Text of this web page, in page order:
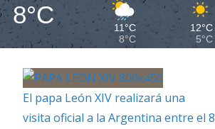
8°C
11°C
8°C
12°C
5°C
El papa León XIV realizará una
visita oficial a la Argentina entre el 8